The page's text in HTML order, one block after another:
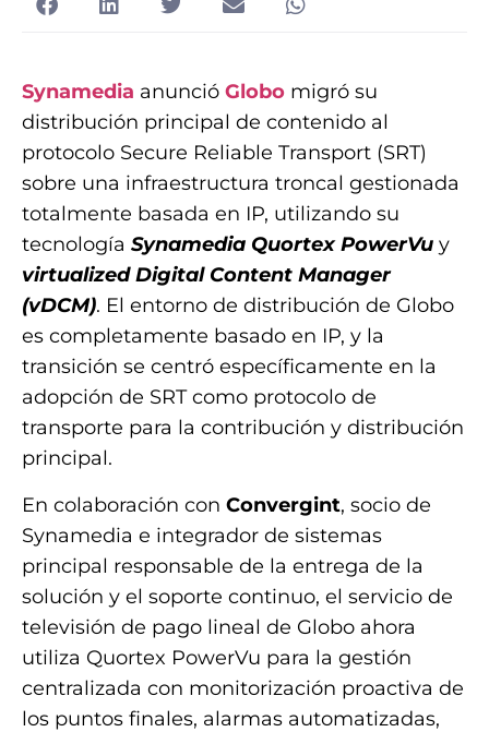
Synamedia anunció Globo migró su
distribución principal de contenido al
protocolo Secure Reliable Transport (SRT)
sobre una infraestructura troncal gestionada
totalmente basada en IP, utilizando su
tecnología Synamedia Quortex PowerVu y
virtualized Digital Content Manager
(vDCM). El entorno de distribución de Globo
es completamente basado en IP, y la
transición se centró específicamente en la
adopción de SRT como protocolo de
transporte para la contribución y distribución
principal.
En colaboración con Convergint, socio de
Synamedia e integrador de sistemas
principal responsable de la entrega de la
solución y el soporte continuo, el servicio de
televisión de pago lineal de Globo ahora
utiliza Quortex PowerVu para la gestión
centralizada con monitorización proactiva de
los puntos finales, alarmas automatizadas,